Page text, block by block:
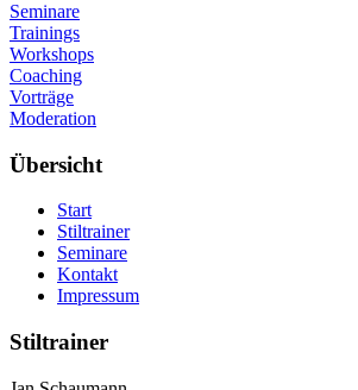
Seminare
Trainings
Workshops
Coaching
Vorträge
Moderation
Übersicht
Start
Stiltrainer
Seminare
Kontakt
Impressum
Stiltrainer